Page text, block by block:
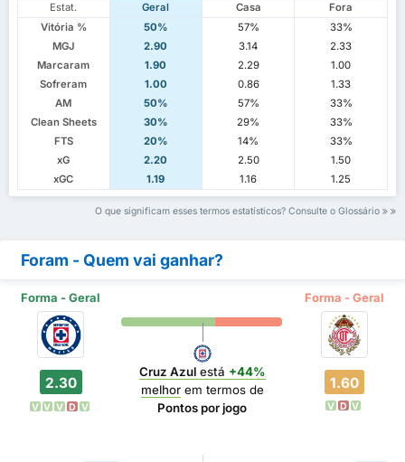
Estat. Geral Casa
Fora
Vitória %
50% 57%
33%
MGJ
2.90 3.14
2.33
Marcaram
1.90 2.29
1.00
Sofreram
1.00 0.86
1.33
AM
50% 57%
33%
Clean Sheets
30% 29%
33%
FTS
20% 14%
33%
xG
2.20 2.50
1.50
xGC
1.19 1.16 1.25
O que significam esses termos estatísticos? Consulte o Glossário
Foram - Quem vai ganhar?
Forma - Geral Forma - Geral
2.30
V V V D V
Cruz Azulestá +44%
melhorem termos de
Pontos por jogo
1.60
V D V